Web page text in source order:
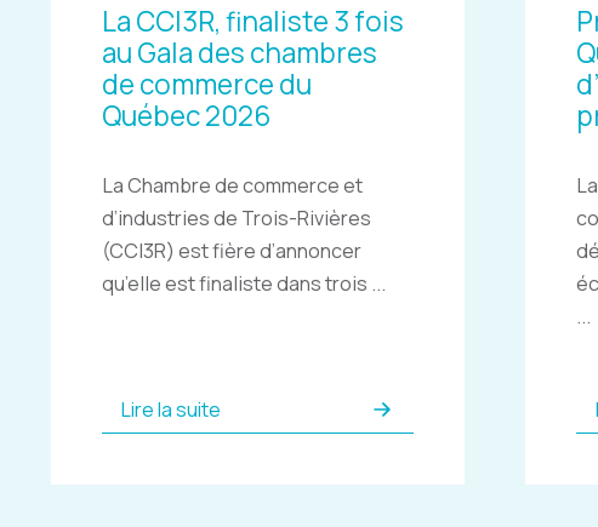
La CCI3R, finaliste 3 fois
au Gala des chambres
de commerce du
Québec 2026
La Chambre de commerce et
d’industries de Trois-Rivières
(CCI3R) est fière d’annoncer
qu’elle est finaliste dans trois ...
Lire la suite
...